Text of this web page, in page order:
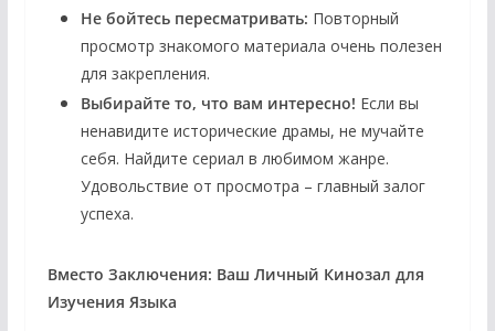
Не бойтесь пересматривать: Повторный
просмотр знакомого материала очень полезен
для закрепления.
Выбирайте то, что вам интересно! Если вы
ненавидите исторические драмы, не мучайте
себя. Найдите сериал в любимом жанре.
Удовольствие от просмотра – главный залог
успеха.
Вместо Заключения: Ваш Личный Кинозал для
Изучения Языка